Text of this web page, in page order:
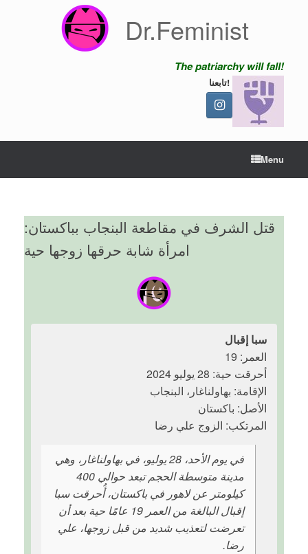
Dr.Feminist
The patriarchy will fall!
تابعنا!
Menu
قتل الشرف في مقاطعة البنجاب بباكستان:
امرأة شابة حرقها زوجها حية
سبا إقبال
العمر: 19
أحرقت حية: 28 يوليو 2024
الإقامة: بهاولناغار، البنجاب
الأصل: باكستان
المرتكب: الزوج علي رضا
في يوم الأحد، 28 يوليو، في بهاولناغار، وهي
مدينة متوسطة الحجم تبعد حوالي 400
كيلومتر عن لاهور في باكستان، أُحرقت سبا
إقبال البالغة من العمر 19 عامًا حية بعد أن
تعرضت لتعذيب شديد من قبل زوجها، علي
رضا.